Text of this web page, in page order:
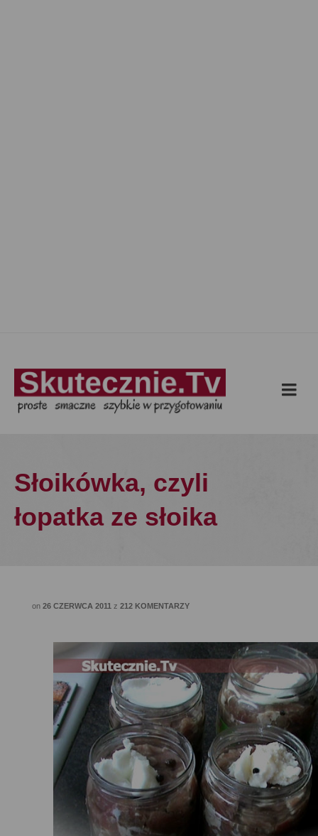
Słoikówka, czyli
łopatka ze słoika
on 26 CZERWCA 2011 z 212 KOMENTARZY